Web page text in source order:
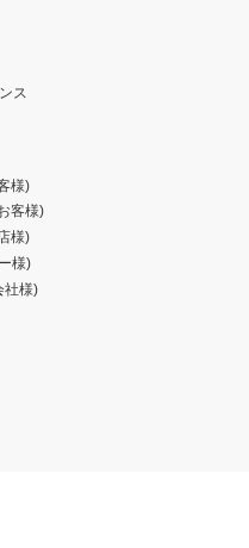
ス
様)
客様)
様)
様)
社様)